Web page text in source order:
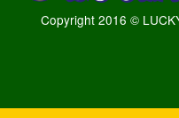
Copyright 2016 ©